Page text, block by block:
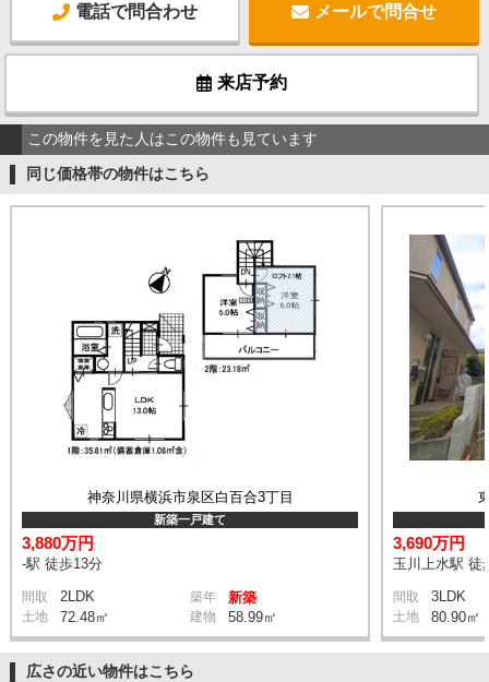
電話で問合わせ メールで問合せ
来店予約
この物件を見た人はこの物件も見ています
同じ価格帯の物件はこちら
神奈川県横浜市泉区白百合3丁目
新築一戸建て
3,880万円
-駅 徒歩13分
間取 2LDK 築年 新築
土地 72.48㎡ 建物 58.99㎡
3,690万円
玉川上水駅 徒
間取 3LDK
土地 80.90㎡
広さの近い物件はこちら